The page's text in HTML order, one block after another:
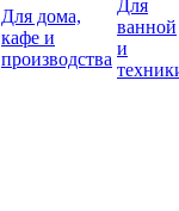
Для дома,
кафе и
производства
Для
ванной
и